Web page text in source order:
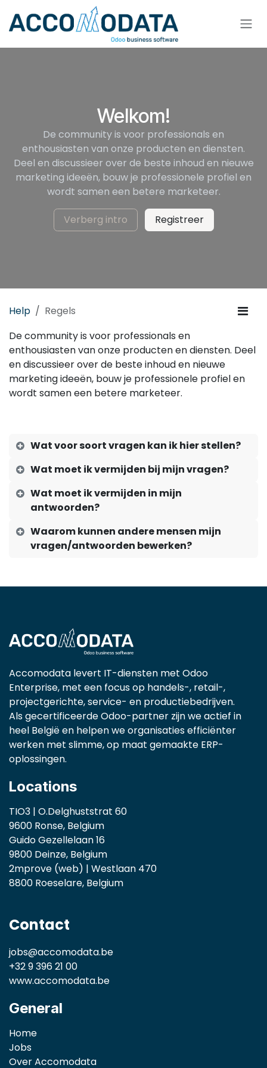
Overslaan naar inhoud
Welkom!
De community is voor professionals en
enthousiasten van onze producten en diensten.
Deel en discussieer over de beste inhoud en nieuwe
marketing ideeën, bouw je professionele profiel en
wordt samen een betere marketeer.
Verberg intro Registreer
Help
Regels
De community is voor professionals en
enthousiasten van onze producten en diensten. Deel
en discussieer over de beste inhoud en nieuwe
marketing ideeën, bouw je professionele profiel en
wordt samen een betere marketeer.
Wat voor soort vragen kan ik hier stellen?
Wat moet ik vermijden bij mijn vragen?
Wat moet ik vermijden in mijn
antwoorden?
Waarom kunnen andere mensen mijn
vragen/antwoorden bewerken?
Accomodata levert IT-diensten met Odoo
Enterprise, met een focus op handels-, retail-,
projectgerichte, service- en productiebedrijven.
Als gecertificeerde Odoo-partner zijn we actief in
heel België en helpen we organisaties efficiënter
werken met slimme, op maat gemaakte ERP-
oplossingen.
Locations
TIO3 | O.Delghuststrat 60
9600 Ronse, Belgium
Guido Gezellelaan 16
9800 Deinze, Belgium
2mprove (web) | Westlaan 470
8800 Roeselare, Belgium
Contact
jobs@accomodata.be
+32 9 396 21 00
www.accomodata.be
General
Home
Jobs
Over Accomodata